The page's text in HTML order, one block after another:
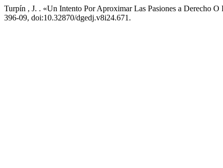
Turpín , J. . «Un Intento Por Aproximar Las Pasiones a Derecho
396-09, doi:10.32870/dgedj.v8i24.671.